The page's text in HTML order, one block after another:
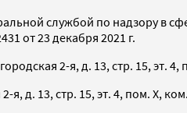
службой по надзору в
от 23 декабря 2021 г.
2-я, д. 13, стр. 15, эт. 4,
я, д. 13, стр. 15, эт. 4, пом. X,